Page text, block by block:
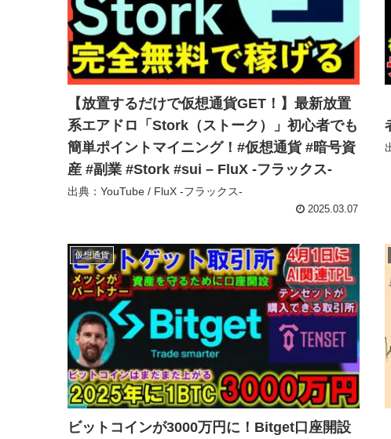
【放置するだけで仮想通貨GET！】最新放置
系エアドロ「Stork（ストーク）」初心者でも
簡単ポイントマイニング！#仮想通貨 #暗号資
産 #副業 #Stork #sui – FluX -フラックス-
出典：YouTube / FluX -フラックス-
2025.03.07
仮想通貨
ビットコインが3000万円に！Bitget口座開設